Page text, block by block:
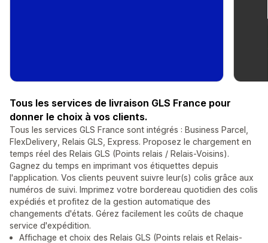
Tous les services de livraison GLS France pour
donner le choix à vos clients.
Tous les services GLS France sont intégrés : Business Parcel,
FlexDelivery, Relais GLS, Express. Proposez le chargement en
temps réel des Relais GLS (Points relais / Relais-Voisins).
Gagnez du temps en imprimant vos étiquettes depuis
l'application. Vos clients peuvent suivre leur(s) colis grâce aux
numéros de suivi. Imprimez votre bordereau quotidien des colis
expédiés et profitez de la gestion automatique des
changements d'états. Gérez facilement les coûts de chaque
service d'expédition.
Affichage et choix des Relais GLS (Points relais et Relais-